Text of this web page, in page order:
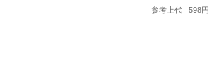
参考上代 598円